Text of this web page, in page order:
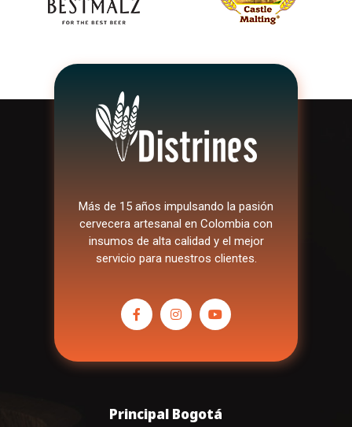
Más de 15 años impulsando la pasión
cervecera artesanal en Colombia con
insumos de alta calidad y el mejor
servicio para nuestros clientes.
Principal Bogotá